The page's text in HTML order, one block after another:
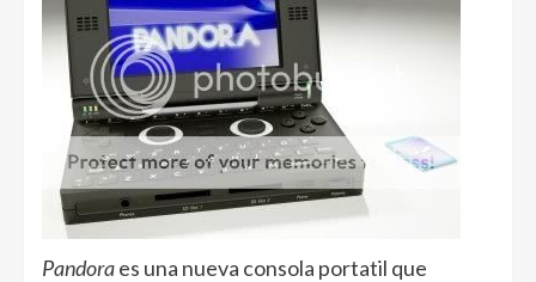
Pandoraes una nueva consola portatil que